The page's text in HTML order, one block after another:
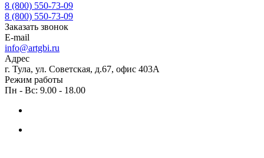
8 (800) 550-73-09
8 (800) 550-73-09
Заказать звонок
E-mail
info@artgbi.ru
Адрес
г. Тула, ул. Советская, д.67, офис 403А
Режим работы
Пн - Вс: 9.00 - 18.00